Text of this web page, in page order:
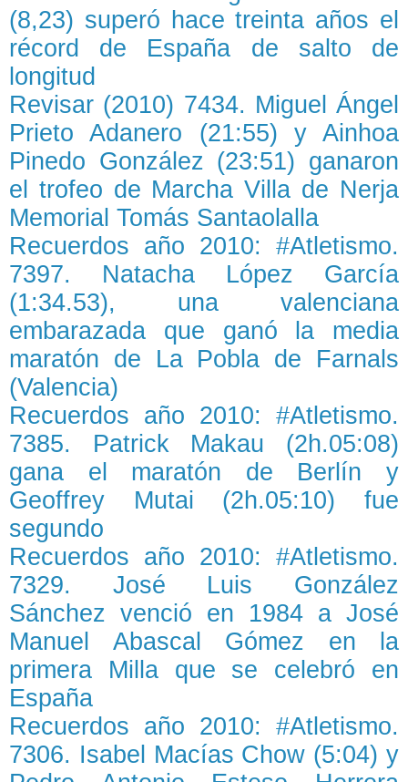
(8,23) superó hace treinta años el
récord de España de salto de
longitud
Revisar (2010) 7434. Miguel Ángel
Prieto Adanero (21:55) y Ainhoa
Pinedo González (23:51) ganaron
el trofeo de Marcha Villa de Nerja
Memorial Tomás Santaolalla
Recuerdos año 2010: #Atletismo.
7397. Natacha López García
(1:34.53), una valenciana
embarazada que ganó la media
maratón de La Pobla de Farnals
(Valencia)
Recuerdos año 2010: #Atletismo.
7385. Patrick Makau (2h.05:08)
gana el maratón de Berlín y
Geoffrey Mutai (2h.05:10) fue
segundo
Recuerdos año 2010: #Atletismo.
7329. José Luis González
Sánchez venció en 1984 a José
Manuel Abascal Gómez en la
primera Milla que se celebró en
España
Recuerdos año 2010: #Atletismo.
7306. Isabel Macías Chow (5:04) y